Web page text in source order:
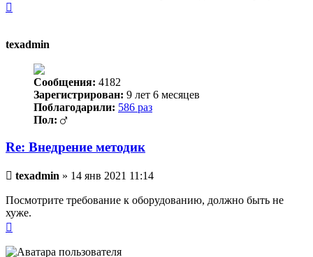
texadmin
Сообщения: 4182
Зарегистрирован: 9 лет 6 месяцев
Поблагодарили: 586 раз
Пол:
Re: Внедрение методик
Непрочитанное
texadmin » 14 янв 2021 11:14
Посмотрите требование к оборудованию, должно быть не
хуже.
началу